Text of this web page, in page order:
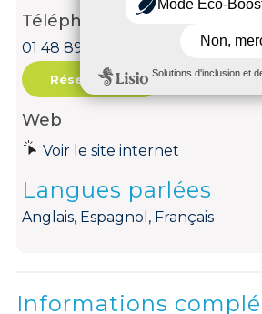
Téléphone
01 48 89 99 77
Réservation
Web
Voir le site internet
Langues parlées
Anglais, Espagnol, Français
Informations